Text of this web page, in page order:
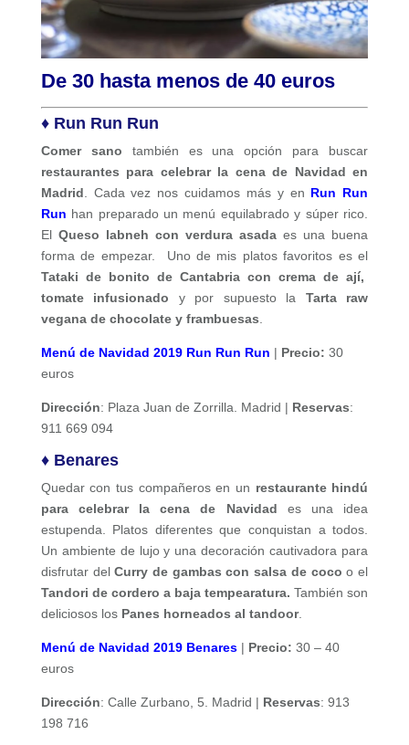
De 30 hasta menos de 40 euros
♦ Run Run Run
Comer sano también es una opción para buscar
restaurantes para celebrar la cena de Navidad en
Madrid . Cada vez nos cuidamos más y en Run Run
Run han preparado un menú equilabrado y súper rico.
El Queso labneh con verdura asada es una buena
forma de empezar. Uno de mis platos favoritos es el
Tataki de bonito de Cantabria con crema de ají,
tomate infusionado y por supuesto la Tarta raw
vegana de chocolate y frambuesas
Menú de Navidad 2019 Run Run Run | Precio: 30
euros
Dirección: Plaza Juan de Zorrilla. Madrid | Reservas:
911 669 094
♦ Benares
Quedar con tus compañeros en un restaurante hindú
para celebrar la cena de Navidad es una idea
estupenda. Platos diferentes que conquistan a todos.
Un ambiente de lujo y una decoración cautivadora para
disfrutar delCurry de gambas con salsa de coco o el
Tandori de cordero a baja tempearatura.También son
deliciosos los Panes horneados al tandoor.
Menú de Navidad 2019 Benares | Precio: 30 – 40
euros
Dirección: Calle Zurbano, 5. Madrid | Reservas: 913
198 716